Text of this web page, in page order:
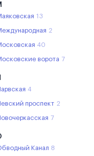
13
2
40
ворота 7
4
проспект 2
7
Канал 8